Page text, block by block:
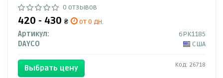
0 отзывов
420 - 430 ₴
от 0 дн.
Артикул:
6PK1185
DAYCO
США
Выбрать цену Код: 26718